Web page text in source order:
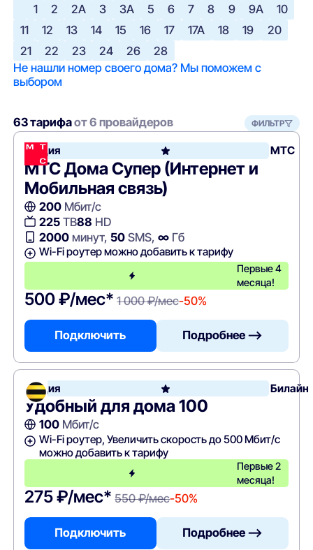
1
2 2А 3 3А 5 6 7 8 9 9А
10
11
12 13 14 15 16 17 17А 18 19
20
21
22 23 24 26
28
Не нашли номер своего дома? Мы поможем с
выбором
63 тарифаот 6 провайдеров ФИЛЬТР
Акция МТС
МТС Дома Супер (Интернет и
Мобильная связь)
200Мбит/с
225ТВ88 HD
2000минут, 50SMS, ∞Гб
Wi-Fi роутер можно добавить к тарифу
Первые 4
месяца!
500 ₽/мес* 1 000 ₽/мес-50%
Подключить Подробнее —>
Акция Билайн
Удобный для дома 100
100Мбит/с
Wi-Fi роутер, Увеличить скорость до 500 Мбит/с
можно добавить к тарифу
Первые 2
месяца!
275 ₽/мес* 550 ₽/мес-50%
Подключить Подробнее —>